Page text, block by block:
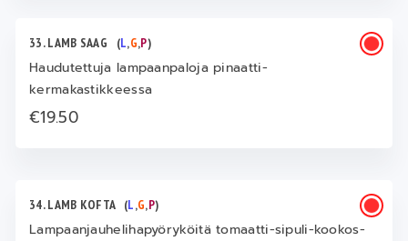
33. LAMB SAAG (L,G,P)
Haudutettuja lampaanpaloja pinaatti-
kermakastikkeessa
€19.50
34. LAMB KOFTA (L,G,P)
Lampaanjauhelihapyöryköitä tomaatti-sipuli-kookos-